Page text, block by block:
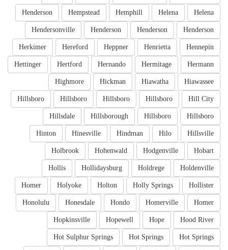
Helena
Helena
Hemphill
Hempstead
Henderson
Henderson
Henderson
Henderson
Hendersonville
Hennepin
Henrietta
Heppner
Hereford
Herkimer
Hermann
Hermitage
Hernando
Hertford
Hettinger
Hiawassee
Hiawatha
Hickman
Highmore
Hill City
Hillsboro
Hillsboro
Hillsboro
Hillsboro
Hillsboro
Hillsboro
Hillsborough
Hillsdale
Hillsville
Hilo
Hindman
Hinesville
Hinton
Hobart
Hodgenville
Hohenwald
Holbrook
Holdenville
Holdrege
Hollidaysburg
Hollis
Hollister
Holly Springs
Holton
Holyoke
Homer
Homer
Homerville
Hondo
Honesdale
Honolulu
Hood River
Hope
Hopewell
Hopkinsville
Hot Springs
Hot Springs
Hot Sulphur Springs